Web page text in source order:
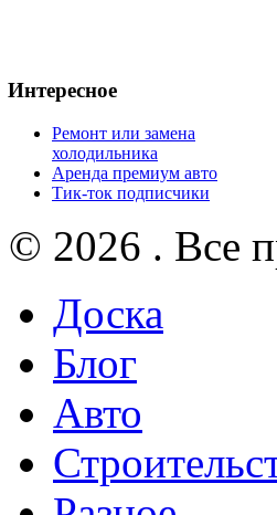
Интересное
Ремонт или замена
холодильника
Аренда премиум авто
Тик-ток подписчики
© 2026 . Все
Доска
Блог
Авто